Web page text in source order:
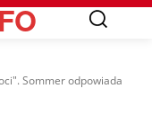
Sommer odpowiada